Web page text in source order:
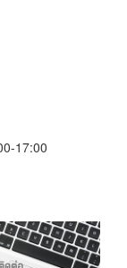
17:00